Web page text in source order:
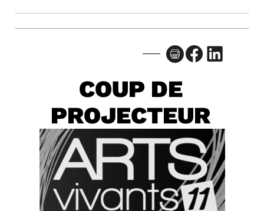
Facebook LinkedIn
COUP DE
PROJECTEUR